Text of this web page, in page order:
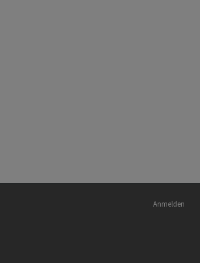
Benutzermenü
Anmelden